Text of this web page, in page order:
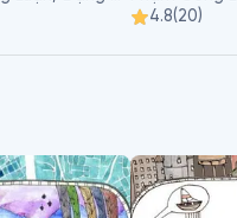
4.8(20)